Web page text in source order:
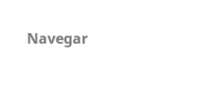
Navegar